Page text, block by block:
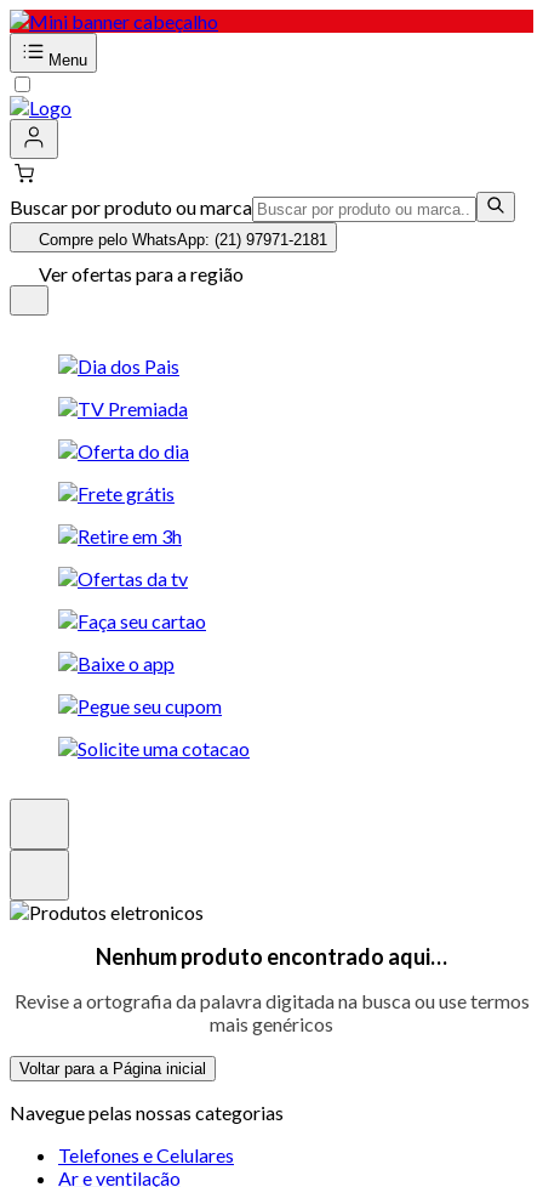
Menu
Buscar por produto ou marca
Compre pelo WhatsApp: (21) 97971-2181
Ver ofertas para a região
Nenhum produto encontrado aqui…
Revise a ortografia da palavra digitada na busca ou use termos
mais genéricos
Voltar para a Página inicial
Navegue pelas nossas categorias
Telefones e Celulares
Ar e ventilação